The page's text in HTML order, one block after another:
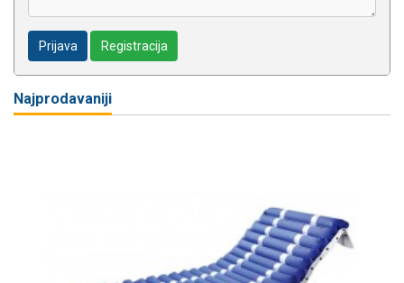
Prijava Registracija
Najprodavaniji